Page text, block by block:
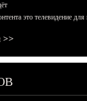
это телевидение
>>